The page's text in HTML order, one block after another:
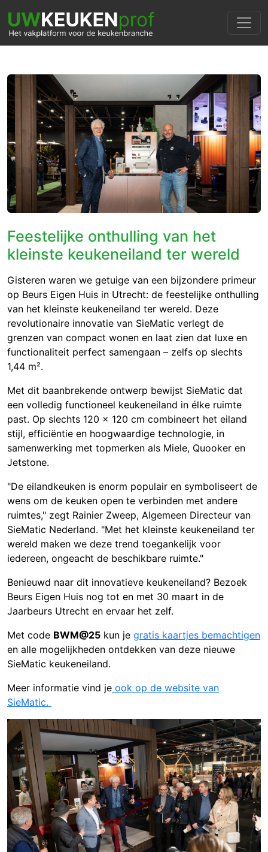
Feestelijke onthulling van het
kleinste keukeneiland ter wereld
Gisteren waren we getuige van een bijzondere primeur
op Beurs Eigen Huis in Utrecht: de feestelijke onthulling
van het kleinste keukeneiland ter wereld. Deze
revolutionaire innovatie van SieMatic verlegt de
grenzen van compact wonen en laat zien dat luxe en
functionaliteit perfect samengaan – zelfs op slechts
1,44 m².
Met dit baanbrekende ontwerp bewijst SieMatic dat
een volledig functioneel keukeneiland in élke ruimte
past. Op slechts 120 x 120 cm combineert het eiland
stijl, efficiëntie en hoogwaardige technologie, in
samenwerking met topmerken als Miele, Quooker en
Jetstone.
"De eilandkeuken is enorm populair en symboliseert de
wens om de keuken open te verbinden met andere
ruimtes," zegt Rainier Zweep, Algemeen Directeur van
SieMatic Nederland. "Met het kleinste keukeneiland ter
wereld maken we deze trend toegankelijk voor
iedereen, ongeacht de beschikbare ruimte."
Benieuwd naar dit innovatieve keukeneiland? Bezoek
Beurs Eigen Huis nog tot en met 30 maart in de
Jaarbeurs Utrecht en ervaar het zelf.
Met code BWM@25 kun je gratis kaartjes bemachtigen
en alle mogelijkheden ontdekken van deze nieuwe
SieMatic keukeneiland.
Meer informatie vind je ook op de website van
SieMatic.